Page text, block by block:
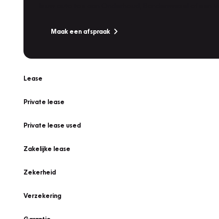
Maak een afspraak
Lease
Private lease
Private lease used
Zakelijke lease
Zekerheid
Verzekering